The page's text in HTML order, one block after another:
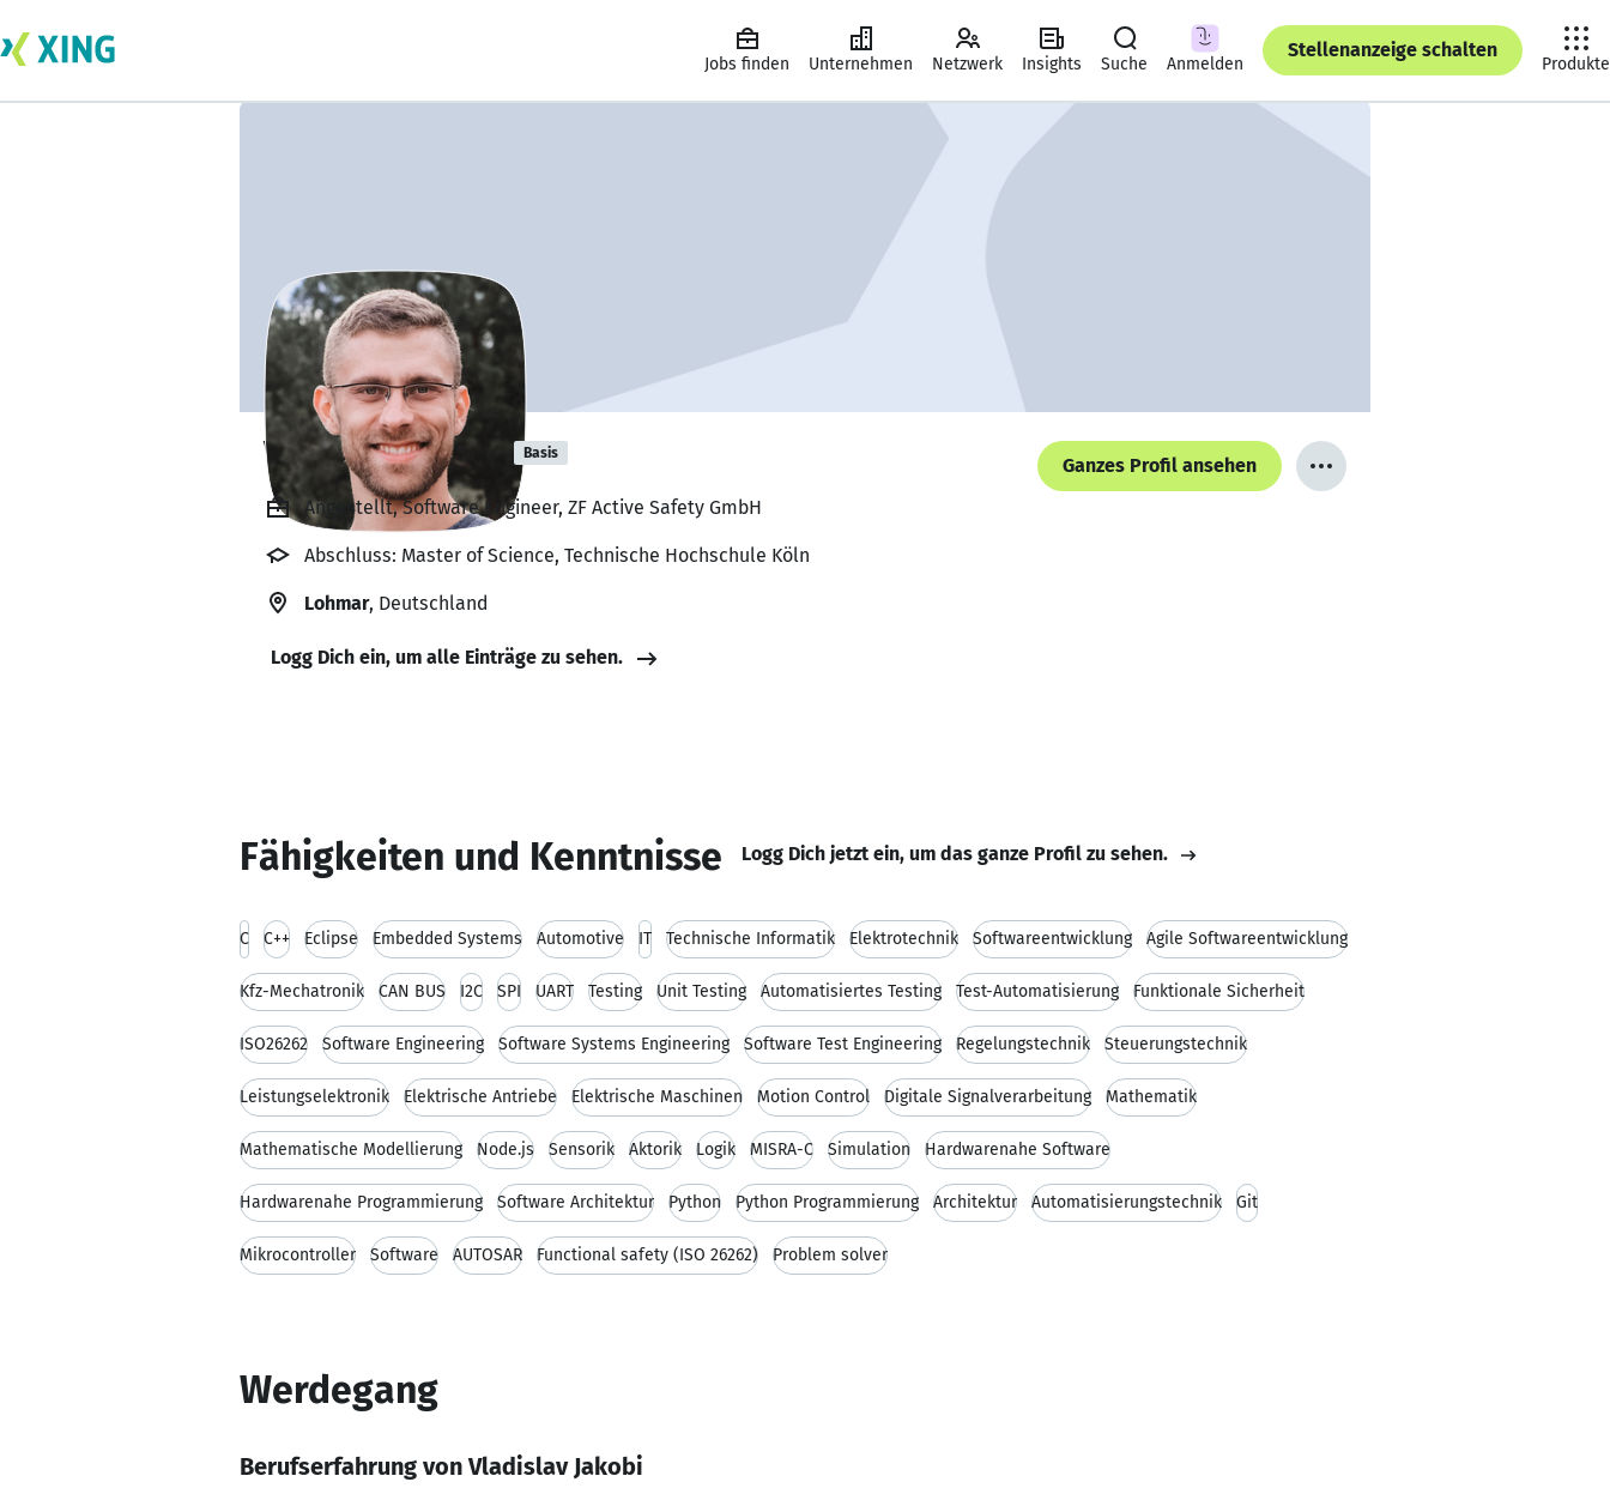
Jobs finden Unternehmen Netzwerk Insights Suche Anmelden
Stellenanzeige schalten
Produkte
Vladislav Jakobi Basis
Ganzes Profil ansehen
Angestellt, Software Engineer, ZF Active Safety GmbH
Abschluss: Master of Science, Technische Hochschule Köln
Lohmar, Deutschland
Logg Dich ein, um alle Einträge zu sehen.
Fähigkeiten und Kenntnisse Logg Dich jetzt ein, um das ganze Profil zu sehen.
C C++ Eclipse Embedded Systems Automotive IT Technische Informatik Elektrotechnik Softwareentwicklung Agile Softwareentwicklung
Kfz-Mechatronik CAN BUS I2C SPI UART Testing Unit Testing Automatisiertes Testing Test-Automatisierung Funktionale Sicherheit
ISO26262 Software Engineering Software Systems Engineering Software Test Engineering Regelungstechnik Steuerungstechnik
Leistungselektronik Elektrische Antriebe Elektrische Maschinen Motion Control Digitale Signalverarbeitung Mathematik
Mathematische Modellierung Node.js Sensorik Aktorik Logik MISRA-C Simulation Hardwarenahe Software
Hardwarenahe Programmierung Software Architektur Python Python Programmierung Architektur Automatisierungstechnik Git
Mikrocontroller Software AUTOSAR Functional safety (ISO 26262) Problem solver
Werdegang
Berufserfahrung von Vladislav Jakobi